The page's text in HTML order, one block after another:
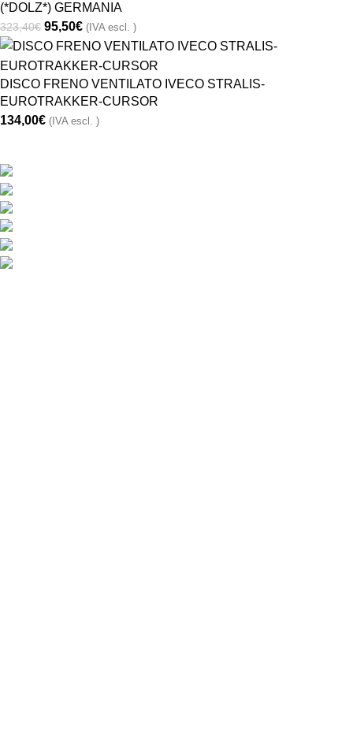
(*DOLZ*) GERMANIA
323,40€ 95,50€ (IVA escl. )
DISCO FRENO VENTILATO IVECO STRALIS-
EUROTRAKKER-CURSOR
134,00€ (IVA escl. )